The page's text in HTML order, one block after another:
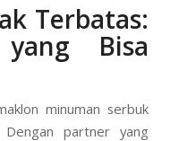
Terbatas:
Bisa
minuman serbuk
partner yang